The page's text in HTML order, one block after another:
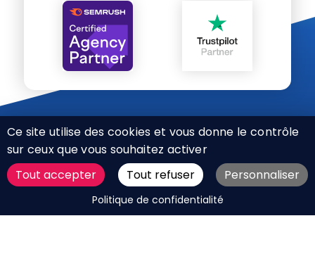
DEMANDER UN DEVIS
CHARTE RÉSEAUX SOCIAUX
MENTIONS LÉGALES
Ce site utilise des cookies et vous donne le contrôle
sur ceux que vous souhaitez activer
Tout accepter
Tout refuser Personnaliser
Politique de confidentialité